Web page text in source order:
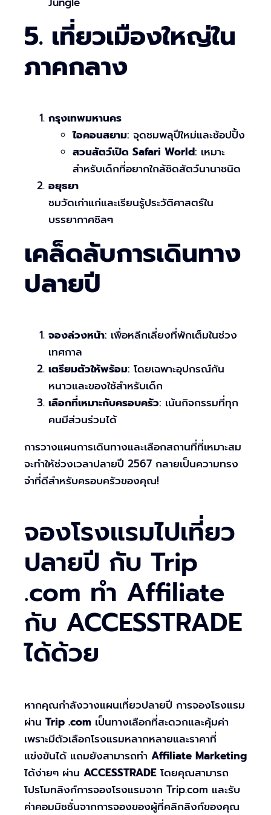
5. เที่ยวเมืองใหญ่ใน
ภาคกลาง
กรุงเทพมหานคร
ไอคอนสยาม: จุดชมพลุปีใหม่และช้อปปิ้ง
สวนสัตว์เปิด Safari World: เหมาะ
สำหรับเด็กที่อยากใกล้ชิดสัตว์นานาชนิด
อยุธยา
ชมวัดเก่าแก่และเรียนรู้ประวัติศาสตร์ใน
บรรยากาศชิลๆ
เคล็ดลับการเดินทาง
ปลายปี
จองล่วงหน้า: เพื่อหลีกเลี่ยงที่พักเต็มในช่วง
เทศกาล
เตรียมตัวให้พร้อม: โดยเฉพาะอุปกรณ์กัน
หนาวและของใช้สำหรับเด็ก
เลือกที่เหมาะกับครอบครัว: เน้นกิจกรรมที่ทุก
คนมีส่วนร่วมได้
การวางแผนการเดินทางและเลือกสถานที่ที่เหมาะสม
จะทำให้ช่วงเวลาปลายปี 2567 กลายเป็นความทรง
จำที่ดีสำหรับครอบครัวของคุณ!
จองโรงแรมไปเที่ยว
ปลายปี กับ Trip
.com ทำ Affiliate
กับ ACCESSTRADE
ได้ด้วย
หากคุณกำลังวางแผนเที่ยวปลายปี การจองโรงแรม
ผ่าน Trip .com เป็นทางเลือกที่สะดวกและคุ้มค่า
เพราะมีตัวเลือกโรงแรมหลากหลายและราคาที่
แข่งขันได้ แถมยังสามารถทำ Affiliate Marketing
ได้ง่ายๆ ผ่าน ACCESSTRADE โดยคุณสามารถ
โปรโมทลิงก์การจองโรงแรมจาก Trip.com และรับ
ค่าคอมมิชชั่นจากการจองของผู้ที่คลิกลิงก์ของคุณ